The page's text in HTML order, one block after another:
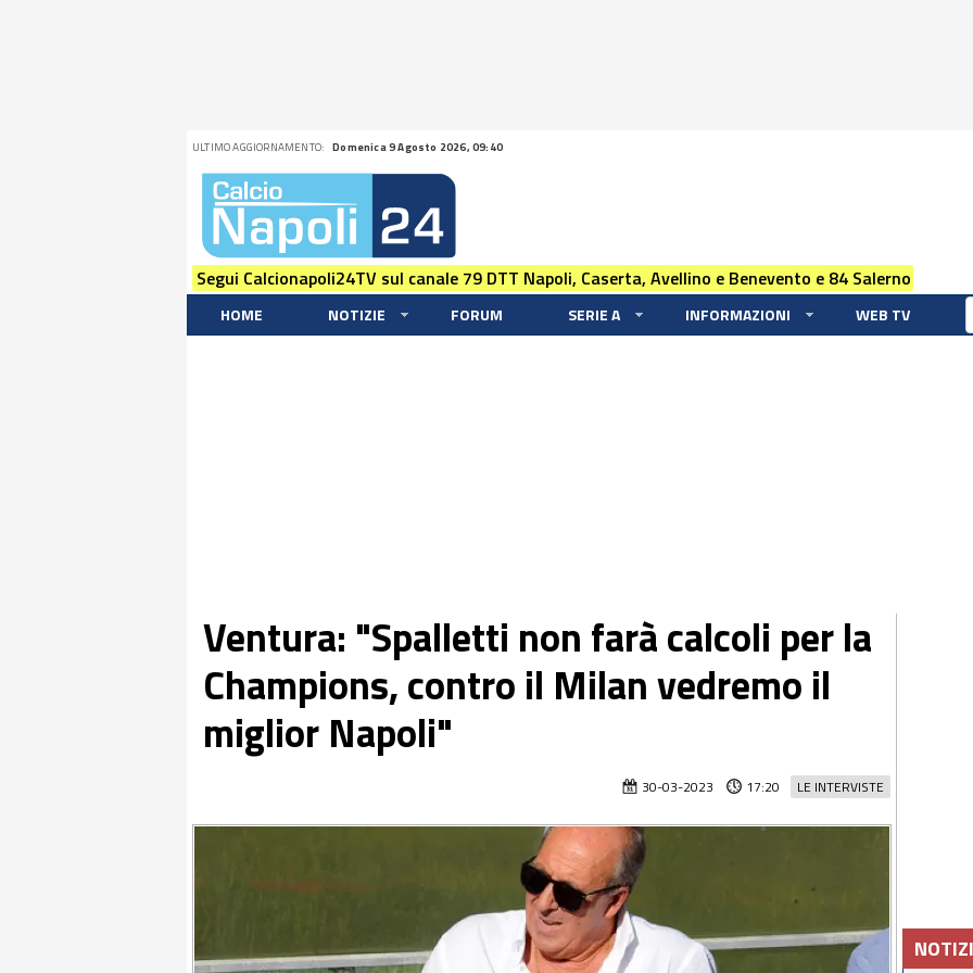
ULTIMO AGGIORNAMENTO: Domenica 9 Agosto 2026, 09:40
Segui Calcionapoli24TV sul canale 79 DTT Napoli, Caserta, Avellino e Benevento e 84 Salerno
HOME NOTIZIE FORUM SERIE A INFORMAZIONI WEB TV
Ventura: "Spalletti non farà calcoli per la
Champions, contro il Milan vedremo il
miglior Napoli"
LE INTERVISTE
30-03-2023 17:20